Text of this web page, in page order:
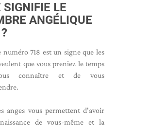
SIGNIFIE LE
ANGÉLIQUE
numéro 718 est un signe que les
que vous preniez le temps
connaître et de vous
anges vous permettent d'avoir
de vous-même et la